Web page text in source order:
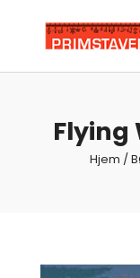
search
Flying
Hjem /